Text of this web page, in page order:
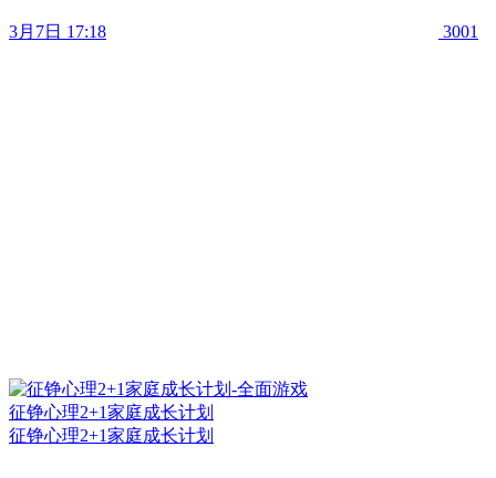
3月7日 17:18 3001
征铮心理2+1家庭成长计划
征铮心理2+1家庭成长计划